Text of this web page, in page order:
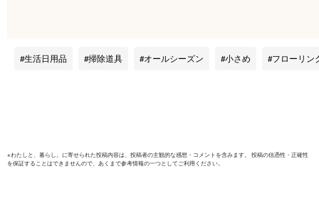
整 自立式 掃除用具
プ 便利グ
生活日用品 掃除道具 オールシーズン 小さめ フローリン
※わたしと、暮らし。 に寄せられた投稿内容は、投稿者の主観的な感想・コメントを含みます。 投稿の信憑性・正確性
を保証することはできませんので、あくまで参考情報の一つとしてご利用ください。